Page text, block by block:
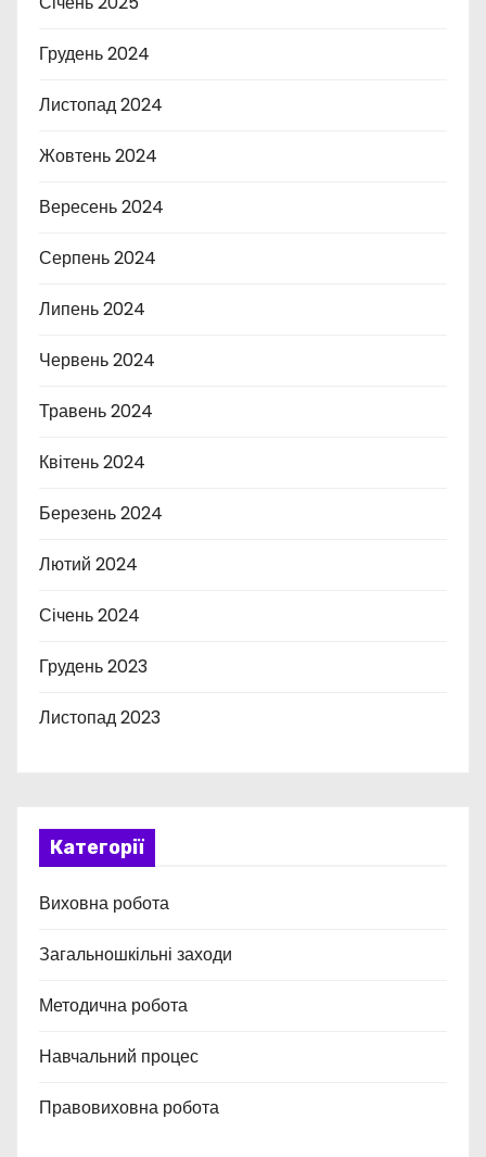
Грудень 2024
Листопад 2024
Жовтень 2024
Вересень 2024
Серпень 2024
Липень 2024
Червень 2024
Травень 2024
Квітень 2024
Березень 2024
Лютий 2024
Січень 2024
Грудень 2023
Листопад 2023
Категорії
Виховна робота
Загальношкільні заходи
Методична робота
Навчальний процес
Правовиховна робота